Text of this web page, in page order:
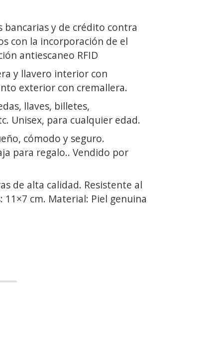
bancarias y de crédito contra
con la incorporación de el
antiescaneo RFID
y llavero interior con
exterior con cremallera.
llaves, billetes,
Unisex, para cualquier edad.
cómodo y seguro.
para regalo.. Vendido por
de alta calidad. Resistente al
11×7 cm. Material: Piel genuina